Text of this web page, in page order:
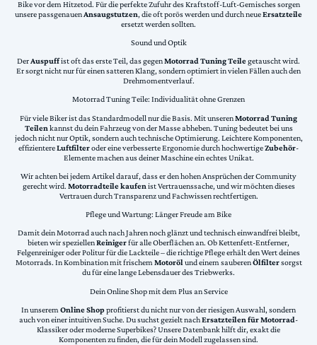
Bike vor dem Hitzetod. Für die perfekte Zufuhr des Kraftstoff-Luft-Gemisches sorgen
unsere passgenauenAnsaugstutzen, die oft porös werden und durch neueErsatzteile
ersetzt werden sollten.
Sound und Optik
DerAuspuffist oft das erste Teil, das gegenMotorrad Tuning Teilegetauscht wird.
Er sorgt nicht nur für einen satteren Klang, sondern optimiert in vielen Fällen auch den
Drehmomentverlauf.
Motorrad Tuning Teile: Individualität ohne Grenzen
Für viele Biker ist das Standardmodell nur die Basis. Mit unserenMotorrad Tuning
Teilen kannst du dein Fahrzeug von der Masse abheben. Tuning bedeutet bei uns
jedoch nicht nur Optik, sondern auch technische Optimierung. Leichtere Komponenten,
effizientereLuftfilteroder eine verbesserte Ergonomie durch hochwertigeZubehör-
Elemente machen aus deiner Maschine ein echtes Unikat.
Wir achten bei jedem Artikel darauf, dass er den hohen Ansprüchen der Community
gerecht wird. Motorradteile kaufen ist Vertrauenssache, und wir möchten dieses
Vertrauen durch Transparenz und Fachwissen rechtfertigen.
Pflege und Wartung: Länger Freude am Bike
Damit dein Motorrad auch nach Jahren noch glänzt und technisch einwandfrei bleibt,
bieten wir speziellenReinigerfür alle Oberflächen an. Ob Kettenfett-Entferner,
Felgenreiniger oder Politur für die Lackteile – die richtige Pflege erhält den Wert deines
Motorrads. In Kombination mit frischemMotorölund einem sauberenÖlfiltersorgst
du für eine lange Lebensdauer des Triebwerks.
Dein Online Shop mit dem Plus an Service
In unserem Online Shopprofitierst du nicht nur von der riesigen Auswahl, sondern
auch von einer intuitiven Suche. Du suchst gezielt nachErsatzteilen für Motorrad-
Klassiker oder moderne Superbikes? Unsere Datenbank hilft dir, exakt die
Komponenten zu finden, die für dein Modell zugelassen sind.